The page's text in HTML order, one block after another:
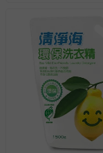
已拆封之以
-個人衛生
墊、寢具類
-新生兒親
褲、紗布衣
-接觸性孕
帶束縛衣、
-其他原廠